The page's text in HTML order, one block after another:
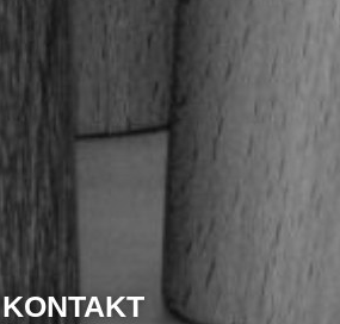
KONTAKT